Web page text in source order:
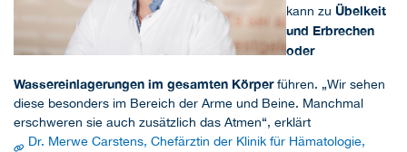
kann zu Übelkeit
und Erbrechen
oder
Wassereinlagerungen im gesamten Körperführen. „Wir sehen
diese besonders im Bereich der Arme und Beine. Manchmal
erschweren sie auch zusätzlich das Atmen“, erklärt
Dr. Merwe Carstens, Chefärztin der Klinik für Hämatologie,